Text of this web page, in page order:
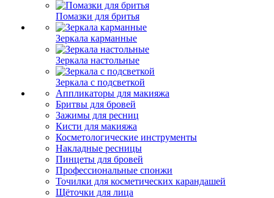
Помазки для бритья
Зеркала карманные
Зеркала настольные
Зеркала с подсветкой
Аппликаторы для макияжа
Бритвы для бровей
Зажимы для ресниц
Кисти для макияжа
Косметологические инструменты
Накладные ресницы
Пинцеты для бровей
Профессиональные спонжи
Точилки для косметических карандашей
Щёточки для лица